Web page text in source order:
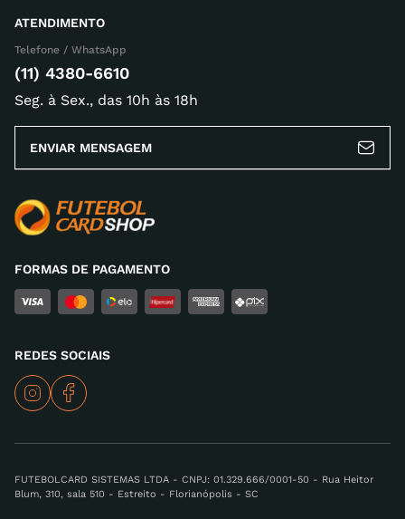
ATENDIMENTO
Telefone / WhatsApp
(11) 4380-6610
Seg. à Sex., das 10h às 18h
ENVIAR MENSAGEM
FORMAS DE PAGAMENTO
REDES SOCIAIS
FUTEBOLCARD SISTEMAS LTDA - CNPJ: 01.329.666/0001-50 - Rua Heitor
Blum, 310, sala 510 - Estreito - Florianópolis - SC